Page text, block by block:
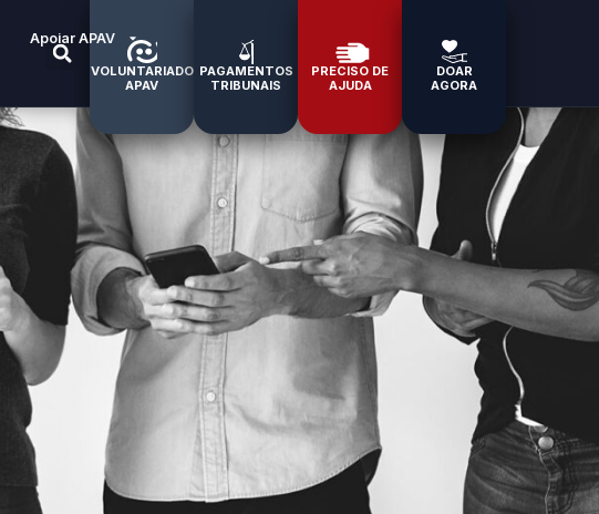
Apoiar APAV
VOLUNTARIADO
APAV
PAGAMENTOS
TRIBUNAIS
PRECISO DE
AJUDA
DOAR
AGORA